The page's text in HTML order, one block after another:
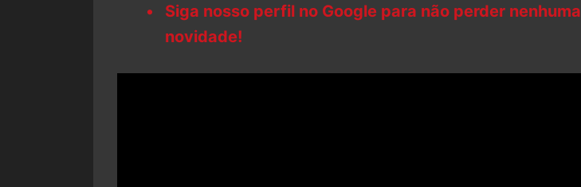
Siga nosso perfil no Google para não perder nenhuma
novidade!